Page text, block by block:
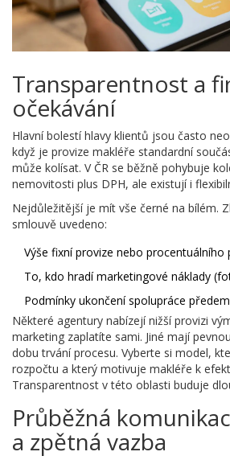
Transparentnost a
očekávání
Hlavní bolestí hlavy klientů jsou často
když je provize makléře standardní
může kolísat. V ČR se běžně pohybuje
nemovitosti plus DPH, ale existují i
Nejdůležitější je mít vše černé na bílém.
smlouvě uvedeno:
Výše fixní provize nebo procentuálního
To, kdo hradí marketingové náklady
Podmínky ukončení spolupráce
Některé agentury nabízejí nižší provizi
marketing zaplatíte sami. Jiné mají
dobu trvání procesu. Vyberte si model,
rozpočtu a který motivuje makléře k
Transparentnost v této oblasti buduje
Průběžná
a zpětná vazba